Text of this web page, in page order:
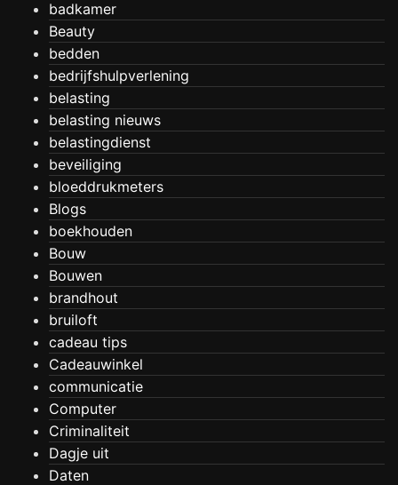
badkamer
Beauty
bedden
bedrijfshulpverlening
belasting
belasting nieuws
belastingdienst
beveiliging
bloeddrukmeters
Blogs
boekhouden
Bouw
Bouwen
brandhout
bruiloft
cadeau tips
Cadeauwinkel
communicatie
Computer
Criminaliteit
Dagje uit
Daten